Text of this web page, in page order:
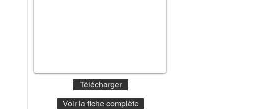
Télécharger
Voir la fiche complète